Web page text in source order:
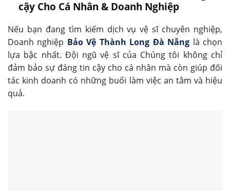
cậy Cho Cá Nhân & Doanh Nghiệp
Nếu bạn đang tìm kiếm dịch vụ vệ sĩ chuyên nghiệp,
Doanh nghiệp Bảo Vệ Thành Long Đà Nẵng là chọn
lựa bậc nhất. Đội ngũ vệ sĩ của Chúng tôi không chỉ
đảm bảo sự đáng tin cậy cho cá nhân mà còn giúp đối
tác kinh doanh có những buổi làm việc an tâm và hiệu
quả.